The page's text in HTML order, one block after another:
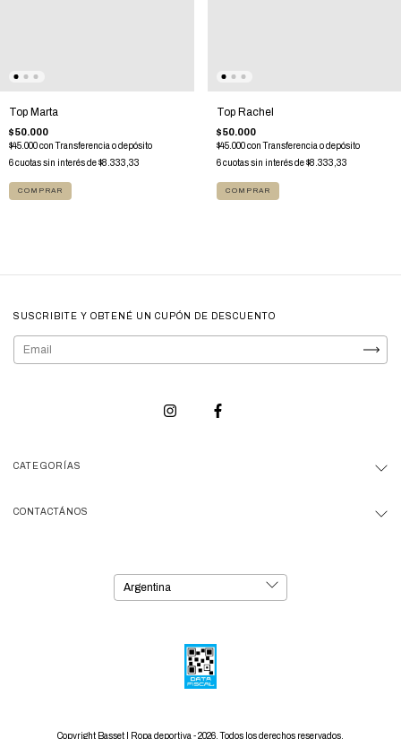
Top Marta
$50.000
$45.000con
Transferencia o depósito
6cuotas sin interés de$8.333,33
COMPRAR
Top Rachel
$50.000
$45.000con
Transferencia o depósito
6 cuotas sin interés de$8.333,33
COMPRAR
SUSCRIBITE Y OBTENÉ UN CUPÓN DE DESCUENTO
CATEGORÍAS
CONTACTÁNOS
Copyright Basset | Ropa deportiva - 2026. Todos los derechos reservados.